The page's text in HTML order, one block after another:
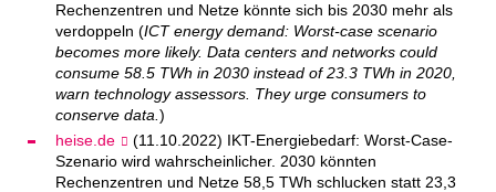
Rechenzentren und Netze könnte sich bis 2030 mehr als
verdoppeln (ICT energy demand: Worst-case scenario
becomes more likely. Data centers and networks could
consume 58.5 TWh in 2030 instead of 23.3 TWh in 2020,
warn technology assessors. They urge consumers to
conserve data.)
heise.de
(11.10.2022) IKT-Energiebedarf: Worst-Case-
Szenario wird wahrscheinlicher. 2030 könnten
Rechenzentren und Netze 58,5 TWh schlucken statt 23,3